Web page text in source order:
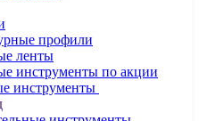
профили
ленты
инструменты по акции
инструменты